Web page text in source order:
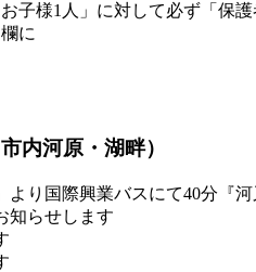
子様1人」に対して必ず「保
に
内河原・湖畔）
り国際興業バスにて40分『
知らせします